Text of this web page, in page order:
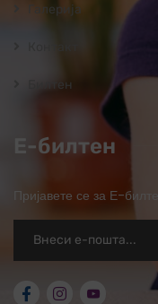
Галерија
Билтен
Е-билтен
Пријавете се за Е-билтен